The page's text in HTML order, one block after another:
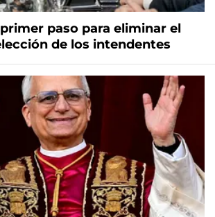
paso para eliminar el
de los intendentes